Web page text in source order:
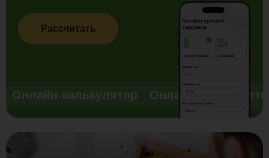
Рассчитать
Онлайн-калькулятор Онлайн-